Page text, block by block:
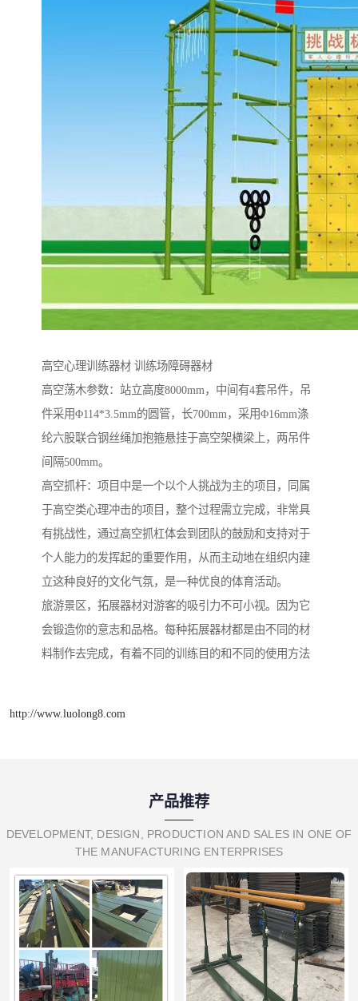
高空心理训练器材 训练场障碍器材
高空荡木参数：站立高度8000mm，中间有4套吊件，吊
件采用Φ114*3.5mm的圆管，长700mm，采用Φ16mm涤
纶六股联合钢丝绳加抱箍悬挂于高空架横梁上，两吊件
间隔500mm。
高空抓杆：项目中是一个以个人挑战为主的项目，同属
于高空类心理冲击的项目，整个过程需立完成，非常具
有挑战性，通过高空抓杠体会到团队的鼓励和支持对于
个人能力的发挥起的重要作用，从而主动地在组织内建
立这种良好的文化气氛，是一种优良的体育活动。
旅游景区，拓展器材对游客的吸引力不可小视。因为它
会锻造你的意志和品格。每种拓展器材都是由不同的材
料制作去完成，有着不同的训练目的和不同的使用方法
http://www.luolong8.com
产品推荐
DEVELOPMENT, DESIGN, PRODUCTION AND SALES IN ONE OF
THE MANUFACTURING ENTERPRISES